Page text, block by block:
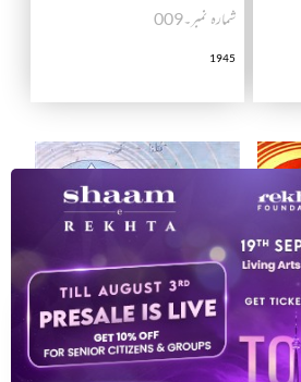
شمارہ نمبر۔009
1945